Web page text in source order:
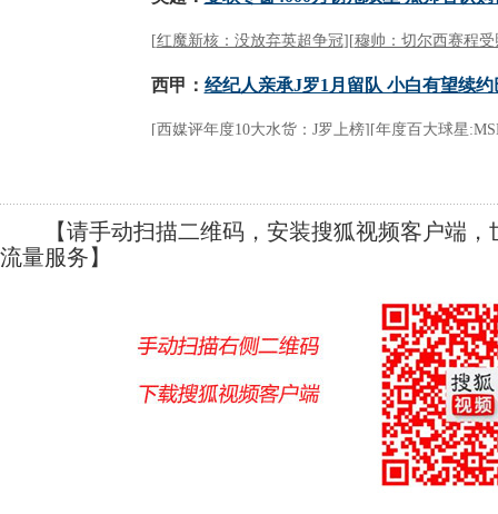
【请手动扫描二维码，安装搜狐视频客户端，
流量服务】